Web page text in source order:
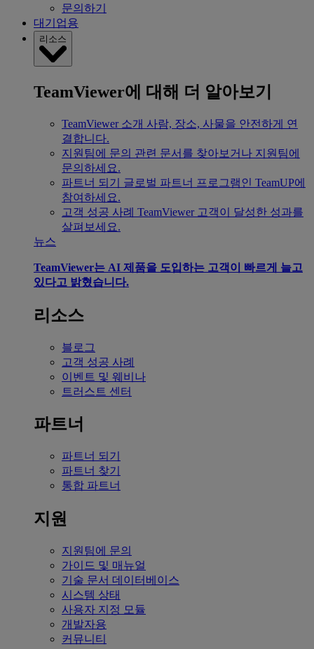
문의하기
대기업용
리소스
TeamViewer에 대해 더 알아보기
TeamViewer 소개 사람, 장소, 사물을 안전하게 연
결합니다.
지원팀에 문의 관련 문서를 찾아보거나 지원팀에
문의하세요.
파트너 되기
글로벌 파트너 프로그램인 TeamUP에
참여하세요.
고객 성공 사례 TeamViewer 고객이 달성한 성과를
살펴보세요.
뉴스
TeamViewer는 AI 제품을 도입하는 고객이 빠르게 늘고
있다고 밝혔습니다.
리소스
블로그
고객 성공 사례
이벤트 및 웨비나
트러스트 센터
파트너
파트너 되기
파트너 찾기
통합 파트너
지원
지원팀에 문의
가이드 및 매뉴얼
기술 문서 데이터베이스
시스템 상태
사용자 지정 모듈
개발자용
커뮤니티